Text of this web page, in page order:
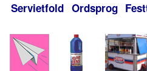
Servietfold Ordsprog